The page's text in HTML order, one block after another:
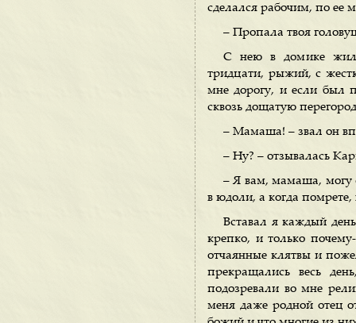
сделался рабочим, по ее
– Пропала твоя
С нею в домике жил
тридцати, рыжий, с
мне дорогу, и если был
сквозь дощатую
– Мамаша! – звал он
– Ну? – отзывалась
– Я вам, мамаша, могу
в юдоли, а когда
Вставал я каждый
крепко, и только
отчаянные клятвы и
прекращались весь
подозревали во мне
меня даже родной отец